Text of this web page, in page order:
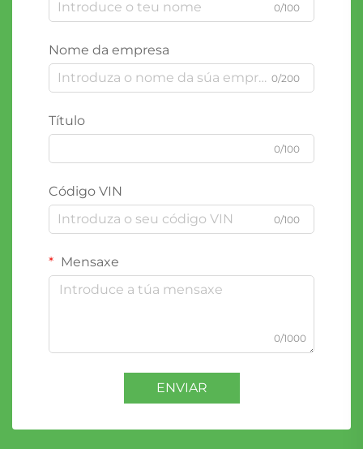
0/100
Nome da empresa
0/200
Título
0/100
Código VIN
0/100
Mensaxe
0/1000
ENVIAR